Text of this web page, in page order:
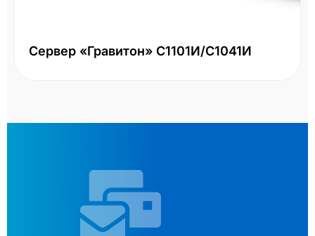
Сервер «Гравитон» С1101И/С1041И